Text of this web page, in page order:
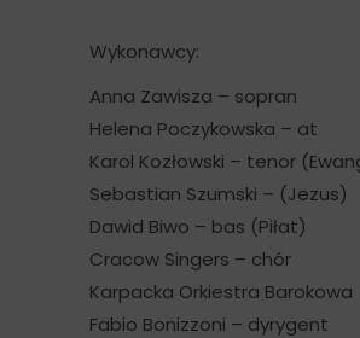
Wykonawcy:
Anna Zawisza – sopran
Helena Poczykowska – at
Karol Kozłowski – tenor
Sebastian Szumski – (Jezus)
Dawid Biwo – bas (Piłat)
Cracow Singers – chór
Karpacka Orkiestra Barokowa
Fabio Bonizzoni – dyrygent